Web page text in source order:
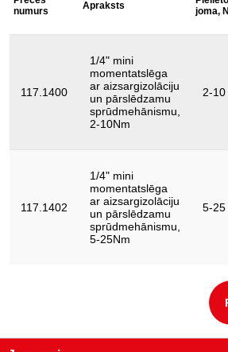
4-kanšu stiprinājums,
Atdošana izslēgta: Jā
Augstums H: 41.0
Darbarīka stiprinājums
Iepakojuma saturs: 1
Konstrukcijas veids: Vienrokas svira
Pārbaudes sertifikāts:
izolācija ar
saskaņā ar
numurs
Apraksts
joma,
117.1400
1/4" mini
momentatslēga
ar aizsargizolāciju
un pārslēdzamu
sprūdmehānismu,
2-10Nm
2-10
117.1402
1/4" mini
momentatslēga
ar aizsargizolāciju
un pārslēdzamu
sprūdmehānismu,
5-25Nm
5-25